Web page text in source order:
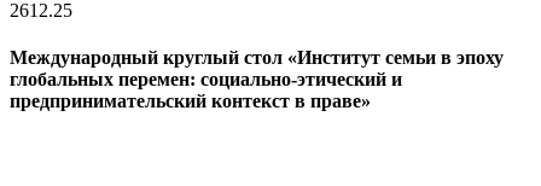
2612.25
Международный круглый стол «Институт семьи в эпоху
глобальных перемен: социально-этический и
предпринимательский контекст в праве»